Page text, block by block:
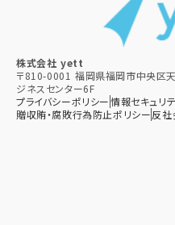
株式会社 yett
〒810-0001 福岡県福岡市中央区
ジネスセンター6F
プライバシーポリシー情報セキュリ
贈収賄・腐敗行為防止ポリシー​反社